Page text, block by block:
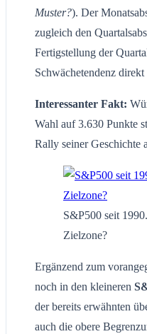
Muster?). Der
zugleich den
Fertigstellung der
Schwächetendenz
Interessanter Fakt:
Wahl auf 3.630 Punkte
Rally seiner Geschichte
S&P500 seit
Zielzone?
Ergänzend zum
noch in den kleineren
der bereits erwähnten
auch die obere